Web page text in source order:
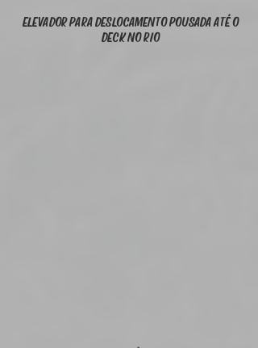
ELEVADOR PARA DESLOCAMENTO POUSADA ATÉ O
DECK NO RIO